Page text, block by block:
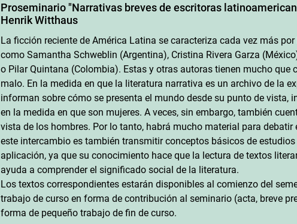
Proseminario "Narrativas breves de escritoras
Henrik Witthaus
La ficción reciente de América Latina se caracteriza cada vez más
como Samantha Schweblin (Argentina), Cristina Rivera Garza
o Pilar Quintana (Colombia). Estas y otras autoras tienen mucho que
malo. En la medida en que la literatura narrativa es un archivo de la
informan sobre cómo se presenta el mundo desde su punto de vista,
en la medida en que son mujeres. A veces, sin embargo, también
vista de los hombres. Por lo tanto, habrá mucho material para debatir
este intercambio es también transmitir conceptos básicos de
aplicación, ya que su conocimiento hace que la lectura de textos
ayuda a comprender el significado social de la literatura.
Los textos correspondientes estarán disponibles al comienzo del
trabajo de curso en forma de contribución al seminario (acta, breve
forma de pequeño trabajo de fin de curso.